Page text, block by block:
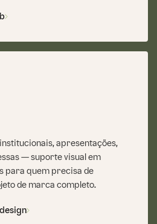
apresentações,
— suporte visual em
para quem precisa de
de marca completo.